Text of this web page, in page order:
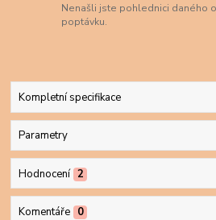
Nenašli jste pohlednici daného
poptávku.
Kompletní specifikace
Parametry
Hodnocení 2
Komentáře 0